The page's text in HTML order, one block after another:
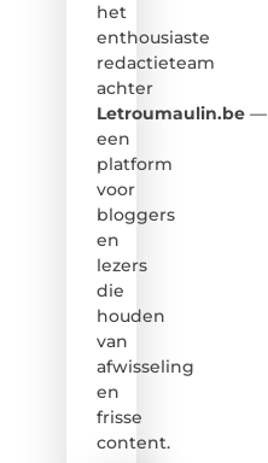
het
enthousiaste
redactieteam
achter
Letroumaulin.be—
een
platform
voor
bloggers
en
lezers
die
houden
van
afwisseling
en
frisse
content.